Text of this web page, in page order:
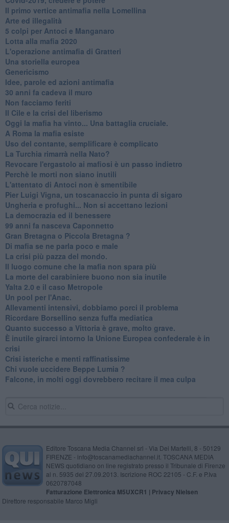
Il primo vertice antimafia nella Lomellina
Arte ed illegalità
​5 colpi per Antoci e Manganaro
Lotta alla mafia 2020
L'operazione antimafia di Gratteri
Una storiella europea
Genericismo
Idee, parole ed azioni antimafia
30 anni fa cadeva il muro
Non facciamo feriti
Il Cile e la crisi del liberismo
Oggi la mafia ha vinto... Una battaglia cruciale.
A Roma la mafia esiste
Uso del contante, semplificare è complicato
La Turchia rimarrà nella Nato?
Revocare l'ergastolo ai mafiosi è un passo indietro
Perchè le morti non siano inutili
L'attentato di Antoci non è smentibile
Pier Luigi Vigna, un toscanaccio in punta di sigaro
Ungheria e profughi... Non si accettano lezioni
La democrazia ed il benessere
99 anni fa nasceva Caponnetto
Gran Bretagna o Piccola Bretagna ?
Di mafia se ne parla poco e male
La crisi più pazza del mondo.
Il luogo comune che la mafia non spara più
La morte del carabiniere buono non sia inutile
Yalta 2.0 e il caso Metropole
​Un pool per l'Anac.
Allevamenti intensivi, dobbiamo porci il problema
Ricordare Borsellino senza fuffa mediatica
​Quanto successo a Vittoria è grave, molto grave.
​È inutile girarci intorno la Unione Europea confederale è in
crisi
Crisi isteriche e menti raffinatissime
Chi vuole uccidere Beppe Lumia ?
Falcone, in molti oggi dovrebbero recitare il mea culpa
Editore Toscana Media Channel srl - Via Dei Martelli, 8 - 50129
FIRENZE - info@toscanamediachannel.it. TOSCANA MEDIA
NEWS quotidiano on line registrato presso il Tribunale di Firenze
al n. 5935 del 27.09.2013. Iscrizione ROC 22105 - C.F. e P.Iva
0620787048
Fatturazione Elettronica M5UXCR1 | Privacy Nielsen
Direttore responsabile Marco Migli